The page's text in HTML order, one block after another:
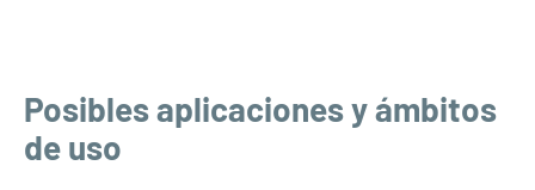
Posibles aplicaciones y ámbitos
de uso